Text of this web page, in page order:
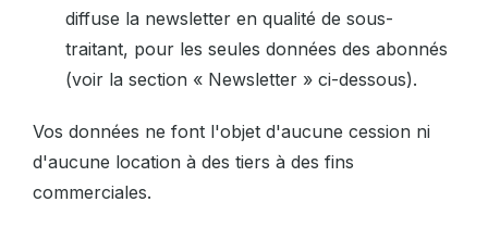
diffuse la newsletter en qualité de sous-
traitant, pour les seules données des abonnés
(voir la section « Newsletter » ci-dessous).
Vos données ne font l'objet d'aucune cession ni
d'aucune location à des tiers à des fins
commerciales.